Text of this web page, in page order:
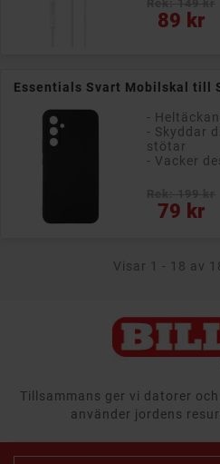
89 kr
Pris
Essentials Svart Mobilskal till
-
- Skyddar
stötar
- Vacker
79 kr
Pris
Visar 1 - 18 av
Tillsammans ger vi datorer
använder jordens